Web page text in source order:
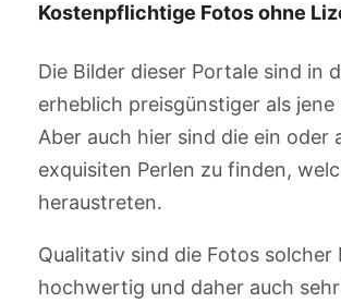
Kostenpflichtige Fotos ohne
Die Bilder dieser Portale sind in
erheblich preisgünstiger als jene
Aber auch hier sind die ein oder
exquisiten Perlen zu finden,
heraustreten.
Qualitativ sind die Fotos solcher
hochwertig und daher auch